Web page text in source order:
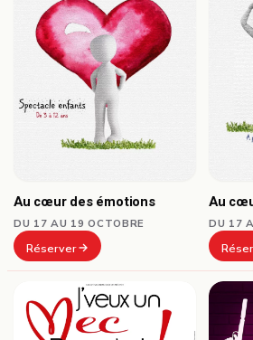
Au cœur des émotions
DU 17 AU 19 OCTOBRE
Réserver
Au
DU 17